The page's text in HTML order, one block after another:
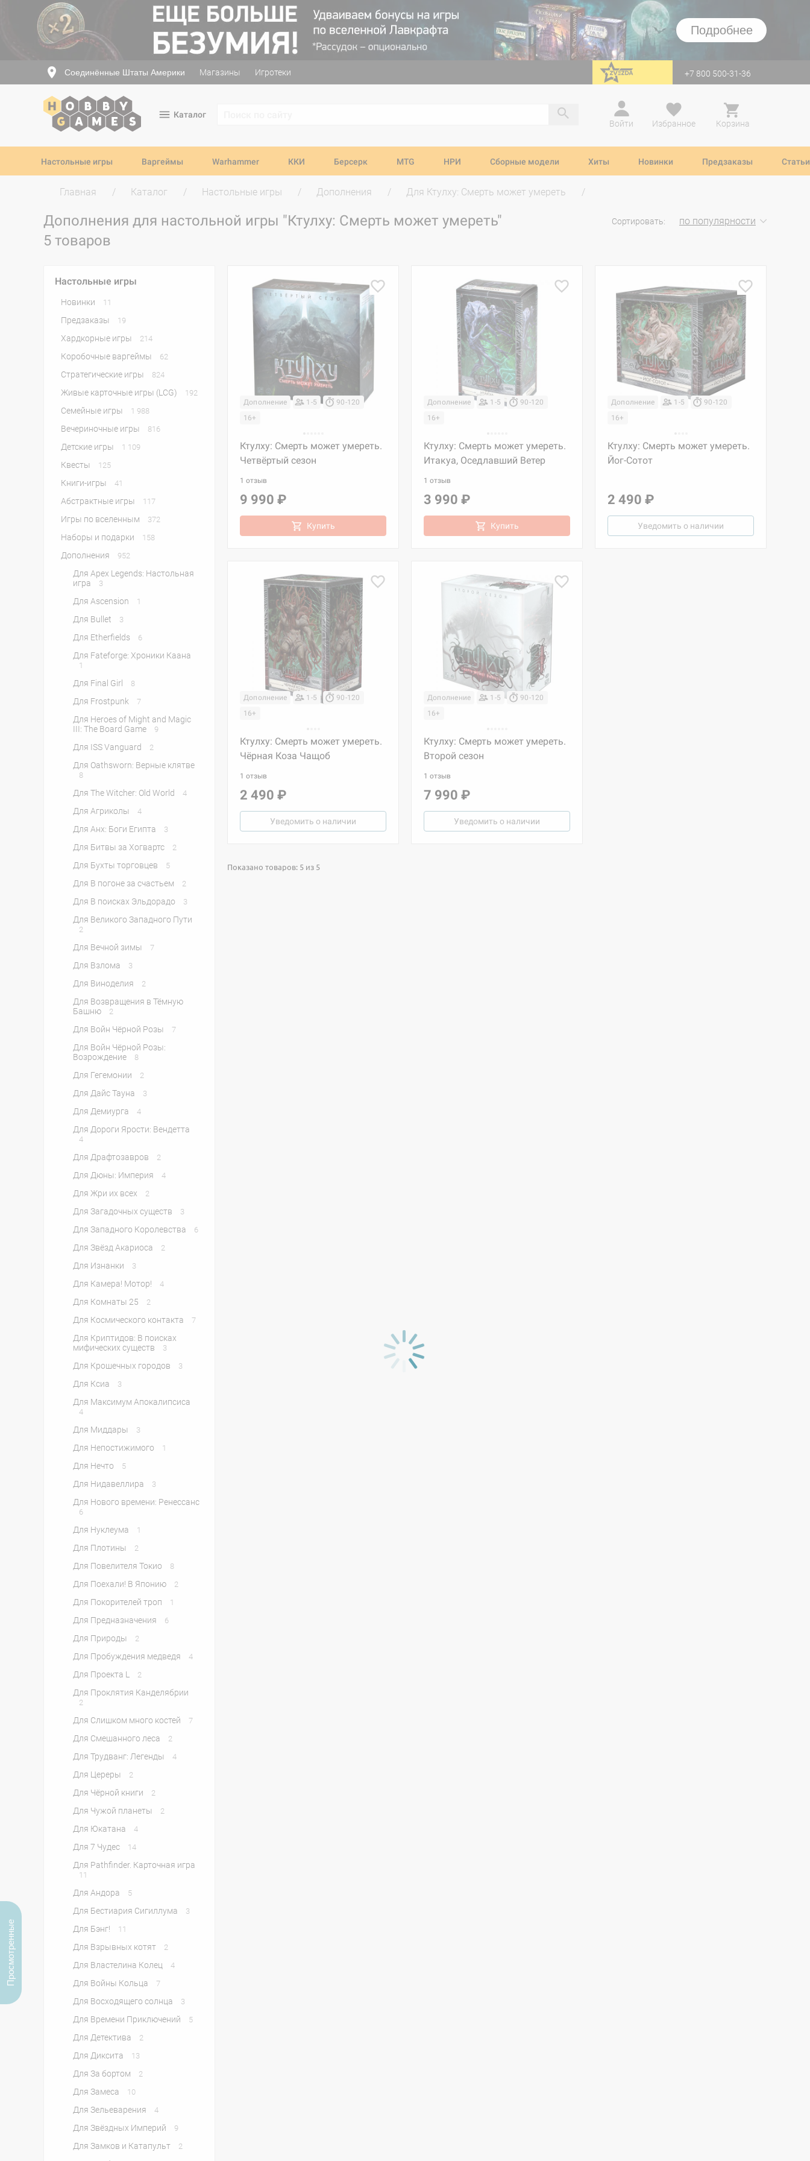
Подробнее
Соединённые Штаты Америки Магазины Игротеки перейти на Zvezda +7 800 500-31-36
Каталог
Войти
Избранное Корзина
Настольные игры Варгеймы Warhammer ККИ Берсерк MTG НРИ Сборные модели Хиты Новинки Предзаказы Статьи
Главная Каталог Настольные игры Дополнения Для Ктулху: Смерть может умереть
Дополнения для настольной игры "Ктулху: Смерть может умереть"
5 товаров
Сортировать: по популярности
Настольные игры
Новинки 11
Предзаказы 19
Хардкорные игры 214
Коробочные варгеймы 62
Стратегические игры 824
Живые карточные игры (LCG) 192
Семейные игры 1 988
Вечериночные игры 816
Детские игры 1 109
Квесты 125
Книги-игры 41
Абстрактные игры 117
Игры по вселенным 372
Наборы и подарки 158
Дополнения 952
Для Apex Legends: Настольная
игра
3
Для Ascension 1
Для Bullet 3
Для Etherfields 6
Для Fateforge: Хроники Каана
1
Для Final Girl 8
Для Frostpunk 7
Для Heroes of Might and Magic
III: The Board Game
9
Для ISS Vanguard 2
Для Oathsworn: Верные клятве
8
Для The Witcher: Old World 4
Для Агриколы 4
Для Анх: Боги Египта 3
Для Битвы за Хогвартс 2
Для Бухты торговцев 5
Для В погоне за счастьем 2
Для В поисках Эльдорадо 3
Для Великого Западного Пути
2
Для Вечной зимы 7
Для Взлома 3
Для Виноделия 2
Для Возвращения в Тёмную
Башню
2
Для Войн Чёрной Розы 7
Для Войн Чёрной Розы:
Возрождение
8
Для Гегемонии 2
Для Дайс Тауна 3
Для Демиурга 4
Для Дороги Ярости: Вендетта
4
Для Драфтозавров 2
Для Дюны: Империя 4
Для Жри их всех 2
Для Загадочных существ 3
Для Западного Королевства 6
Для Звёзд Акариоса 2
Для Изнанки 3
Для Камера! Мотор! 4
Для Комнаты 25 2
Для Космического контакта 7
Для Криптидов: В поисках
мифических существ
3
Для Крошечных городов 3
Для Ксиа 3
Для Максимум Апокалипсиса
4
Для Миддары 3
Для Непостижимого 1
Для Нечто 5
Для Нидавеллира 3
Для Нового времени: Ренессанс
6
Для Нуклеума 1
Для Плотины 2
Для Повелителя Токио 8
Для Поехали! В Японию 2
Для Покорителей троп 1
Для Предназначения 6
Для Природы 2
Для Пробуждения медведя 4
Для Проекта L 2
Для Проклятия Канделябрии
2
Для Слишком много костей 7
Для Смешанного леса 2
Для Трудванг: Легенды 4
Для Цереры 2
Для Чёрной книги 2
Для Чужой планеты 2
Для Юкатана 4
Для 7 Чудес 14
Для Pathfinder. Карточная игра
11
Для Андора 5
Для Бестиария Сигиллума 3
Для Бэнг! 11
Для Взрывных котят 2
Для Властелина Колец 4
Для Войны Кольца 7
Для Восходящего солнца 3
Для Времени Приключений 5
Для Детектива 2
Для Диксита 13
Для За бортом 2
Для Замеса 10
Для Зельеварения 4
Для Звёздных Империй 9
Для Замков и Катапульт 2
Дополнение 1-5
90-120
16+
Ктулху: Смерть может умереть.
Четвёртый сезон
1 отзыв
9 990 ₽
Купить
Дополнение 1-5
90-120
16+
Ктулху: Смерть может умереть.
Итакуа, Оседлавший Ветер
1 отзыв
3 990 ₽
Купить
Дополнение 1-5
90-120
16+
Ктулху: Смерть может умереть.
Йог-Сотот
2 490 ₽
Уведомить о наличии
Дополнение 1-5
90-120
16+
Ктулху: Смерть может умереть.
Чёрная Коза Чащоб
1 отзыв
2 490 ₽
Уведомить о наличии
Дополнение 1-5
90-120
16+
Ктулху: Смерть может умереть.
Второй сезон
1 отзыв
7 990 ₽
Уведомить о наличии
Показано товаров: 5 из 5
Просмотренные